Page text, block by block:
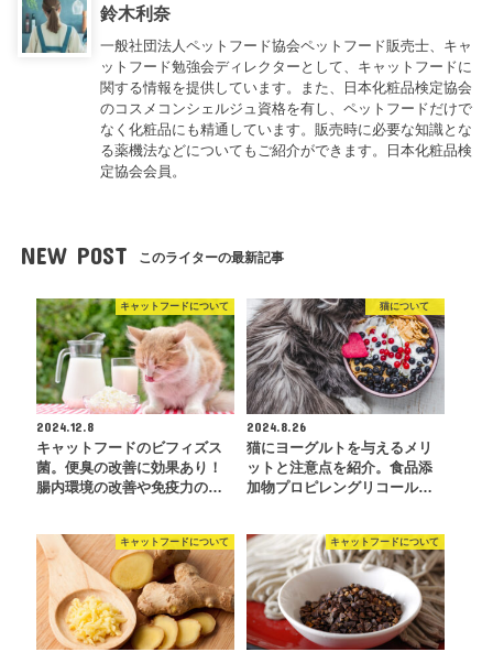
鈴木利奈
一般社団法人ペットフード協会ペットフード販売士、キャ
ットフード勉強会ディレクターとして、キャットフードに
関する情報を提供しています。また、日本化粧品検定協会
のコスメコンシェルジュ資格を有し、ペットフードだけで
なく化粧品にも精通しています。販売時に必要な知識とな
る薬機法などについてもご紹介ができます。日本化粧品検
定協会会員。
NEW POST このライターの最新記事
キャットフードについて
2024.12.8
キャットフードのビフィズス
菌。便臭の改善に効果あり！
腸内環境の改善や免疫力の…
猫について
2024.8.26
猫にヨーグルトを与えるメリ
ットと注意点を紹介。食品添
加物プロピレングリコール…
キャットフードについて キャットフードについて